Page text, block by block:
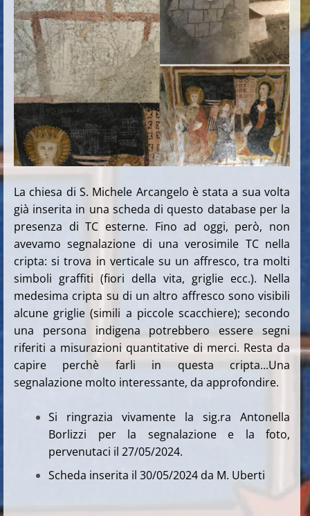
La chiesa di S. Michele Arcangelo è stata a sua volta
già inserita in una scheda di questo database per la
presenza di TC esterne. Fino ad oggi, però, non
avevamo segnalazione di una verosimile TC nella
cripta: si trova in verticale su un affresco, tra molti
simboli graffiti (fiori della vita, griglie ecc.). Nella
medesima cripta su di un altro affresco sono visibili
alcune griglie (simili a piccole scacchiere); secondo
una persona indigena potrebbero essere segni
riferiti a misurazioni quantitative di merci. Resta da
capire perchè farli in questa cripta...Una
segnalazione molto interessante, da approfondire.
Si ringrazia vivamente la sig.ra Antonella
Borlizzi per la segnalazione e la foto,
pervenutaci il 27/05/2024.
Scheda inserita il 30/05/2024 da M. Uberti